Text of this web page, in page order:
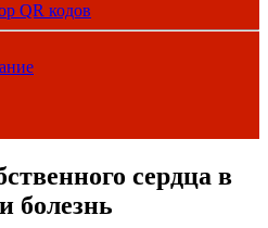
QR кодов
сердца в
болезнь